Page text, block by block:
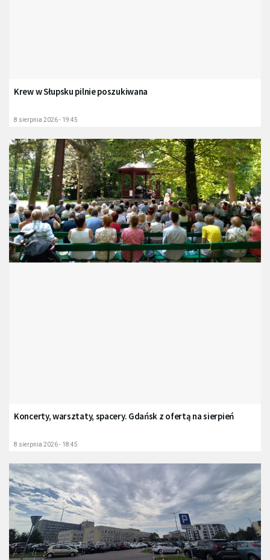
Krew w Słupsku pilnie poszukiwana
8 sierpnia 2026 - 19:45
Koncerty, warsztaty, spacery. Gdańsk z ofertą na sierpień
8 sierpnia 2026 - 18:45